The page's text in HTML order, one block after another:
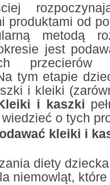
produktami od
metodą
jest
tym etapie
i kleiki
i kaszki
o tych
kleiki i
diety
niemowląt,